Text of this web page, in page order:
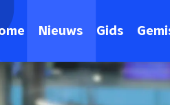
Nieuws Gids